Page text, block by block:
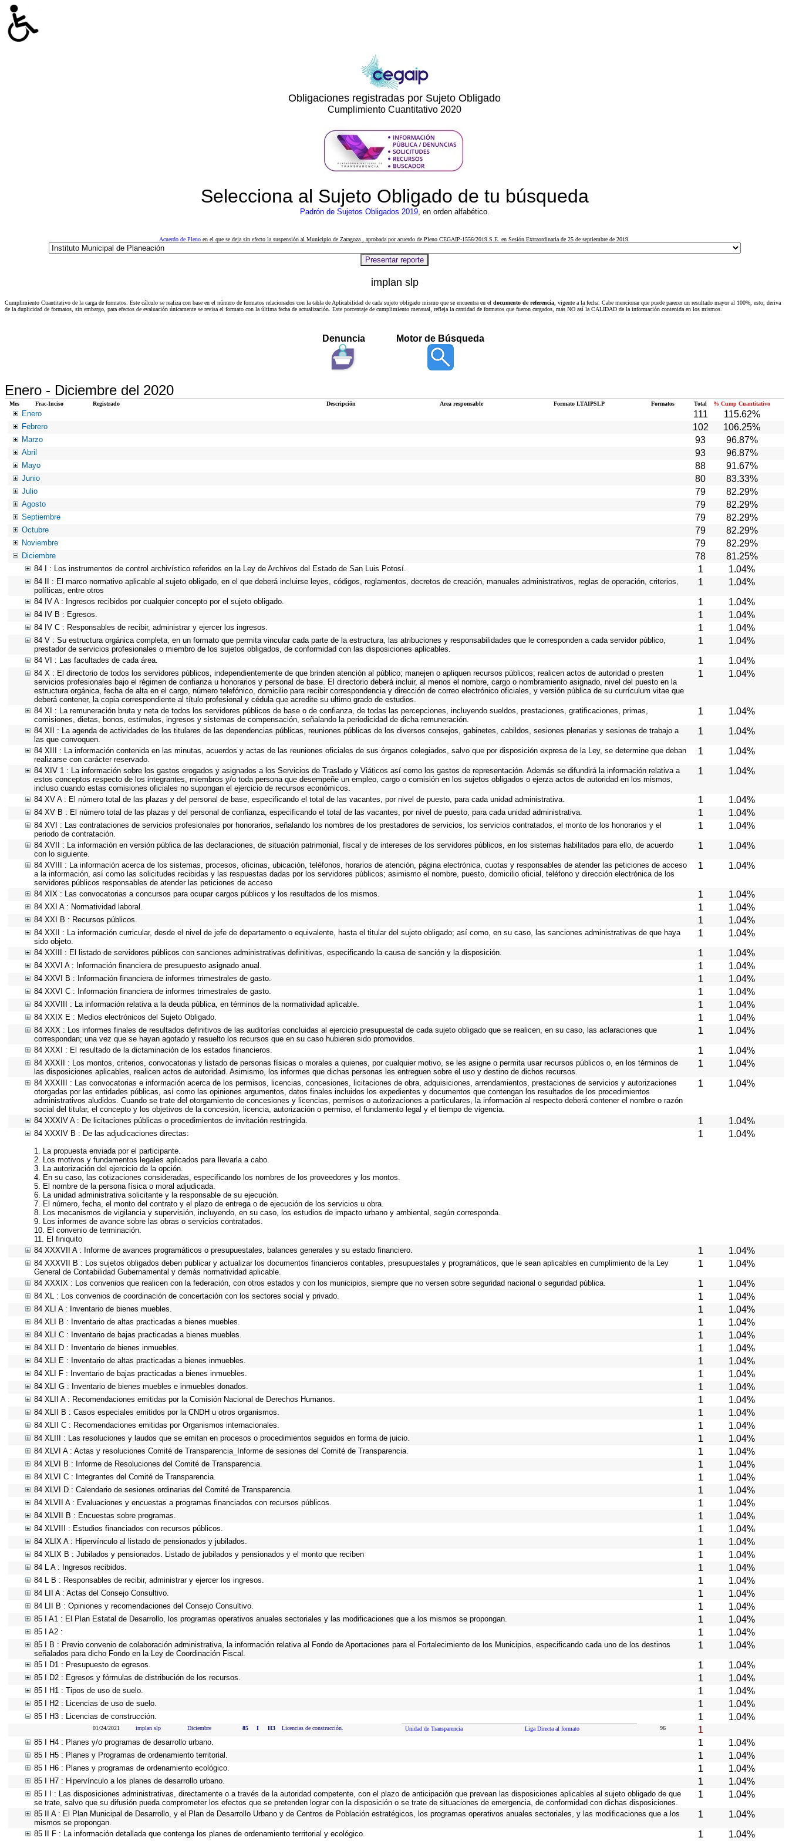
Obligaciones registradas por Sujeto Obligado
Cumplimiento Cuantitativo 2020
Selecciona al Sujeto Obligado de tu búsqueda
Padrón de Sujetos Obligados 2019, en orden alfabético.
Acuerdo de Pleno en el que se deja sin efecto la suspensión al Municipio de Zaragoza , aprobada por acuerdo de Pleno CEGAIP-1556/2019.S.E. en Sesión Extraordinaria de 25 de septiembre de 2019.
implan slp
Cumplimiento Cuantitativo de la carga de formatos. Este cálculo se realiza con base en el número de formatos relacionados con la tabla de Aplicabilidad de cada sujeto obligado mismo que se encuentra en el documento de referencia , vigente a la fecha. Cabe mencionar que puede parecer un resultado mayor al 100%, esto, deriva
de la duplicidad de formatos, sin embargo, para efectos de evaluación únicamente se revisa el formato con la última fecha de actualización. Este porcentaje de cumplimiento mensual, refleja la cantidad de formatos que fueron cargados, más NO así la CALIDAD de la información contenida en los mismos.
Denuncia Motor de Búsqueda
Enero - Diciembre del 2020
Mes Frac-Inciso Registrado Descripción Area responsable Formato LTAIPSLP Formatos Total % Cump Cuantitativo
Enero 111 115.62%
Febrero 102 106.25%
Marzo 93 96.87%
Abril 93 96.87%
Mayo 88 91.67%
Junio 80 83.33%
Julio 79 82.29%
Agosto 79 82.29%
Septiembre 79 82.29%
Octubre 79 82.29%
Noviembre 79 82.29%
Diciembre 78 81.25%
84 I : Los instrumentos de control archivístico referidos en la Ley de Archivos del Estado de San Luis Potosí. 1 1.04%
84 II : El marco normativo aplicable al sujeto obligado, en el que deberá incluirse leyes, códigos, reglamentos, decretos de creación, manuales administrativos, reglas de operación, criterios,
políticas, entre otros
1 1.04%
84 IV A : Ingresos recibidos por cualquier concepto por el sujeto obligado. 1 1.04%
84 IV B : Egresos. 1 1.04%
84 IV C : Responsables de recibir, administrar y ejercer los ingresos. 1 1.04%
84 V : Su estructura orgánica completa, en un formato que permita vincular cada parte de la estructura, las atribuciones y responsabilidades que le corresponden a cada servidor público,
prestador de servicios profesionales o miembro de los sujetos obligados, de conformidad con las disposiciones aplicables.
1 1.04%
84 VI : Las facultades de cada área. 1 1.04%
84 X : El directorio de todos los servidores públicos, independientemente de que brinden atención al público; manejen o apliquen recursos públicos; realicen actos de autoridad o presten
servicios profesionales bajo el régimen de confianza u honorarios y personal de base. El directorio deberá incluir, al menos el nombre, cargo o nombramiento asignado, nivel del puesto en la
estructura orgánica, fecha de alta en el cargo, número telefónico, domicilio para recibir correspondencia y dirección de correo electrónico oficiales, y versión pública de su currículum vitae que
deberá contener, la copia correspondiente al título profesional y cédula que acredite su ultimo grado de estudios.
1 1.04%
84 XI : La remuneración bruta y neta de todos los servidores públicos de base o de confianza, de todas las percepciones, incluyendo sueldos, prestaciones, gratificaciones, primas,
comisiones, dietas, bonos, estímulos, ingresos y sistemas de compensación, señalando la periodicidad de dicha remuneración.
1 1.04%
84 XII : La agenda de actividades de los titulares de las dependencias públicas, reuniones públicas de los diversos consejos, gabinetes, cabildos, sesiones plenarias y sesiones de trabajo a
las que convoquen.
1 1.04%
84 XIII : La información contenida en las minutas, acuerdos y actas de las reuniones oficiales de sus órganos colegiados, salvo que por disposición expresa de la Ley, se determine que deban
realizarse con carácter reservado.
1 1.04%
84 XIV 1 : La información sobre los gastos erogados y asignados a los Servicios de Traslado y Viáticos así como los gastos de representación. Además se difundirá la información relativa a
estos conceptos respecto de los integrantes, miembros y/o toda persona que desempeñe un empleo, cargo o comisión en los sujetos obligados o ejerza actos de autoridad en los mismos,
incluso cuando estas comisiones oficiales no supongan el ejercicio de recursos económicos.
1 1.04%
84 XV A : El número total de las plazas y del personal de base, especificando el total de las vacantes, por nivel de puesto, para cada unidad administrativa. 1 1.04%
84 XV B : El número total de las plazas y del personal de confianza, especificando el total de las vacantes, por nivel de puesto, para cada unidad administrativa. 1 1.04%
84 XVI : Las contrataciones de servicios profesionales por honorarios, señalando los nombres de los prestadores de servicios, los servicios contratados, el monto de los honorarios y el
periodo de contratación.
1 1.04%
84 XVII : La información en versión pública de las declaraciones, de situación patrimonial, fiscal y de intereses de los servidores públicos, en los sistemas habilitados para ello, de acuerdo
con lo siguiente.
1 1.04%
84 XVIII : La información acerca de los sistemas, procesos, oficinas, ubicación, teléfonos, horarios de atención, página electrónica, cuotas y responsables de atender las peticiones de acceso
a la información, así como las solicitudes recibidas y las respuestas dadas por los servidores públicos; asimismo el nombre, puesto, domicilio oficial, teléfono y dirección electrónica de los
servidores públicos responsables de atender las peticiones de acceso
1 1.04%
84 XIX : Las convocatorias a concursos para ocupar cargos públicos y los resultados de los mismos. 1 1.04%
84 XXI A : Normatividad laboral. 1 1.04%
84 XXI B : Recursos públicos. 1 1.04%
84 XXII : La información curricular, desde el nivel de jefe de departamento o equivalente, hasta el titular del sujeto obligado; así como, en su caso, las sanciones administrativas de que haya
sido objeto.
1 1.04%
84 XXIII : El listado de servidores públicos con sanciones administrativas definitivas, especificando la causa de sanción y la disposición. 1 1.04%
84 XXVI A : Información financiera de presupuesto asignado anual. 1 1.04%
84 XXVI B : Información financiera de informes trimestrales de gasto. 1 1.04%
84 XXVI C : Información financiera de informes trimestrales de gasto. 1 1.04%
84 XXVIII : La información relativa a la deuda pública, en términos de la normatividad aplicable. 1 1.04%
84 XXIX E : Medios electrónicos del Sujeto Obligado. 1 1.04%
84 XXX : Los informes finales de resultados definitivos de las auditorías concluidas al ejercicio presupuestal de cada sujeto obligado que se realicen, en su caso, las aclaraciones que
correspondan; una vez que se hayan agotado y resuelto los recursos que en su caso hubieren sido promovidos.
1 1.04%
84 XXXI : El resultado de la dictaminación de los estados financieros. 1 1.04%
84 XXXII : Los montos, criterios, convocatorias y listado de personas físicas o morales a quienes, por cualquier motivo, se les asigne o permita usar recursos públicos o, en los términos de
las disposiciones aplicables, realicen actos de autoridad. Asimismo, los informes que dichas personas les entreguen sobre el uso y destino de dichos recursos.
1 1.04%
84 XXXIII : Las convocatorias e información acerca de los permisos, licencias, concesiones, licitaciones de obra, adquisiciones, arrendamientos, prestaciones de servicios y autorizaciones
otorgadas por las entidades públicas, así como las opiniones argumentos, datos finales incluidos los expedientes y documentos que contengan los resultados de los procedimientos
administrativos aludidos. Cuando se trate del otorgamiento de concesiones y licencias, permisos o autorizaciones a particulares, la información al respecto deberá contener el nombre o razón
social del titular, el concepto y los objetivos de la concesión, licencia, autorización o permiso, el fundamento legal y el tiempo de vigencia.
1 1.04%
84 XXXIV A : De licitaciones públicas o procedimientos de invitación restringida. 1 1.04%
84 XXXIV B : De las adjudicaciones directas:
1. La propuesta enviada por el participante.
2. Los motivos y fundamentos legales aplicados para llevarla a cabo.
3. La autorización del ejercicio de la opción.
4. En su caso, las cotizaciones consideradas, especificando los nombres de los proveedores y los montos.
5. El nombre de la persona física o moral adjudicada.
6. La unidad administrativa solicitante y la responsable de su ejecución.
7. El número, fecha, el monto del contrato y el plazo de entrega o de ejecución de los servicios u obra.
8. Los mecanismos de vigilancia y supervisión, incluyendo, en su caso, los estudios de impacto urbano y ambiental, según corresponda.
9. Los informes de avance sobre las obras o servicios contratados.
10. El convenio de terminación.
11. El finiquito
1 1.04%
84 XXXVII A : Informe de avances programáticos o presupuestales, balances generales y su estado financiero. 1 1.04%
84 XXXVII B : Los sujetos obligados deben publicar y actualizar los documentos financieros contables, presupuestales y programáticos, que le sean aplicables en cumplimiento de la Ley
General de Contabilidad Gubernamental y demás normatividad aplicable.
1 1.04%
84 XXXIX : Los convenios que realicen con la federación, con otros estados y con los municipios, siempre que no versen sobre seguridad nacional o seguridad pública. 1 1.04%
84 XL : Los convenios de coordinación de concertación con los sectores social y privado. 1 1.04%
84 XLI A : Inventario de bienes muebles. 1 1.04%
84 XLI B : Inventario de altas practicadas a bienes muebles. 1 1.04%
84 XLI C : Inventario de bajas practicadas a bienes muebles. 1 1.04%
84 XLI D : Inventario de bienes inmuebles. 1 1.04%
84 XLI E : Inventario de altas practicadas a bienes inmuebles. 1 1.04%
84 XLI F : Inventario de bajas practicadas a bienes inmuebles. 1 1.04%
84 XLI G : Inventario de bienes muebles e inmuebles donados. 1 1.04%
84 XLII A : Recomendaciones emitidas por la Comisión Nacional de Derechos Humanos. 1 1.04%
84 XLII B : Casos especiales emitidos por la CNDH u otros organismos. 1 1.04%
84 XLII C : Recomendaciones emitidas por Organismos internacionales. 1 1.04%
84 XLIII : Las resoluciones y laudos que se emitan en procesos o procedimientos seguidos en forma de juicio. 1 1.04%
84 XLVI A : Actas y resoluciones Comité de Transparencia_Informe de sesiones del Comité de Transparencia. 1 1.04%
84 XLVI B : Informe de Resoluciones del Comité de Transparencia. 1 1.04%
84 XLVI C : Integrantes del Comité de Transparencia. 1 1.04%
84 XLVI D : Calendario de sesiones ordinarias del Comité de Transparencia. 1 1.04%
84 XLVII A : Evaluaciones y encuestas a programas financiados con recursos públicos. 1 1.04%
84 XLVII B : Encuestas sobre programas. 1 1.04%
84 XLVIII : Estudios financiados con recursos públicos. 1 1.04%
84 XLIX A : Hipervínculo al listado de pensionados y jubilados. 1 1.04%
84 XLIX B : Jubilados y pensionados. Listado de jubilados y pensionados y el monto que reciben 1 1.04%
84 L A : Ingresos recibidos. 1 1.04%
84 L B : Responsables de recibir, administrar y ejercer los ingresos. 1 1.04%
84 LII A : Actas del Consejo Consultivo. 1 1.04%
84 LII B : Opiniones y recomendaciones del Consejo Consultivo. 1 1.04%
85 I A1 : El Plan Estatal de Desarrollo, los programas operativos anuales sectoriales y las modificaciones que a los mismos se propongan. 1 1.04%
85 I A2 : 1 1.04%
85 I B : Previo convenio de colaboración administrativa, la información relativa al Fondo de Aportaciones para el Fortalecimiento de los Municipios, especificando cada uno de los destinos
señalados para dicho Fondo en la Ley de Coordinación Fiscal.
1 1.04%
85 I D1 : Presupuesto de egresos. 1 1.04%
85 I D2 : Egresos y fórmulas de distribución de los recursos. 1 1.04%
85 I H1 : Tipos de uso de suelo. 1 1.04%
85 I H2 : Licencias de uso de suelo. 1 1.04%
85 I H3 : Licencias de construcción. 1 1.04%
01/24/2021 implan slp Diciembre 85 I H3 Licencias de construcción. Unidad de Transparencia Liga Directa al formato 96 1
85 I H4 : Planes y/o programas de desarrollo urbano. 1 1.04%
85 I H5 : Planes y Programas de ordenamiento territorial. 1 1.04%
85 I H6 : Planes y programas de ordenamiento ecológico. 1 1.04%
85 I H7 : Hipervínculo a los planes de desarrollo urbano. 1 1.04%
85 I I : Las disposiciones administrativas, directamente o a través de la autoridad competente, con el plazo de anticipación que prevean las disposiciones aplicables al sujeto obligado de que
se trate, salvo que su difusión pueda comprometer los efectos que se pretenden lograr con la disposición o se trate de situaciones de emergencia, de conformidad con dichas disposiciones.
1 1.04%
85 II A : El Plan Municipal de Desarrollo, y el Plan de Desarrollo Urbano y de Centros de Población estratégicos, los programas operativos anuales sectoriales, y las modificaciones que a los
mismos se propongan.
1 1.04%
85 II F : La información detallada que contenga los planes de ordenamiento territorial y ecológico. 1 1.04%